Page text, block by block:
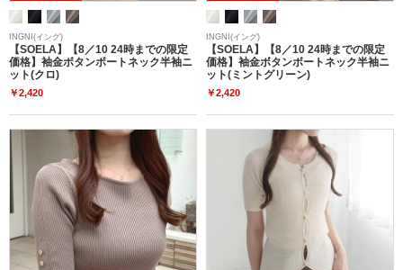
INGNI(イング)
【SOELA】【8／10 24時までの限定
価格】袖金ボタンボートネック半袖ニ
ット(クロ)
￥2,420
INGNI(イング)
【SOELA】【8／10 24時までの限定
価格】袖金ボタンボートネック半袖ニ
ット(ミントグリーン)
￥2,420